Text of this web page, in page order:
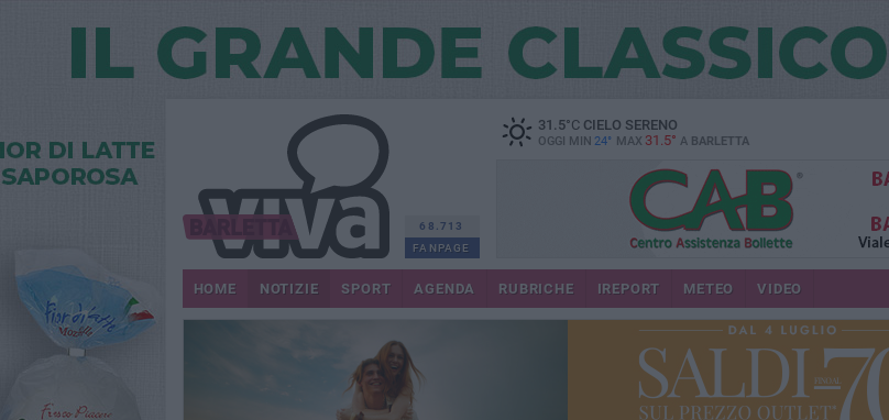
68.713
FANPAGE
31.5°CCIELO SERENO
OGGI MIN 24° MAX 31.5° A BARLETTA
HOME NOTIZIE SPORT AGENDA RUBRICHE IREPORT METEO VIDEO